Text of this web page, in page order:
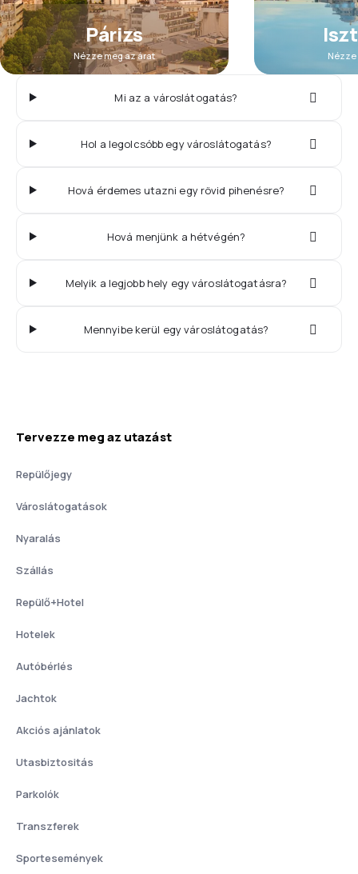
Párizs
Nézze meg az árat Nézze
Mi az a városlátogatás?
Hol a legolcsóbb egy városlátogatás?
Hová érdemes utazni egy rövid pihenésre?
Hová menjünk a hétvégén?
Melyik a legjobb hely egy városlátogatásra?
Mennyibe kerül egy városlátogatás?
Tervezze meg az utazást
Repülőjegy
Városlátogatások
Nyaralás
Szállás
Repülő+Hotel
Hotelek
Autóbérlés
Jachtok
Akciós ajánlatok
Utasbiztositás
Parkolók
Transzferek
Sportesemények